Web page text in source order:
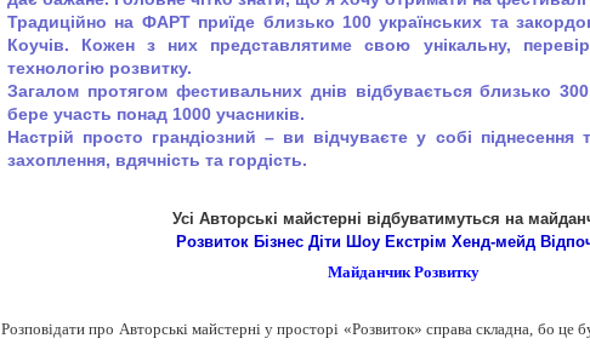
Традиційно на ФАРТ приїде близько 100 українських та
Коучів. Кожен з них представлятиме свою унікальну,
технологію розвитку.
Загалом протягом фестивальних днів відбувається близько
бере участь понад 1000 учасників.
Настрій просто грандіозний – ви відчуваєте у собі піднесення
захоплення, вдячність та гордість.
Усі Авторські майстерні відбуватимуться на
Розвиток Бізнес Діти Шоу Екстрім Хенд-мейд
Майданчик Розвитку
Розповідати про Авторські майстерні у просторі «Розвиток» справа складна, бо це